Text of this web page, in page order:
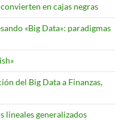
en cajas negras
«Big Data»: paradigmas
del Big Data a Finanzas,
lineales generalizados